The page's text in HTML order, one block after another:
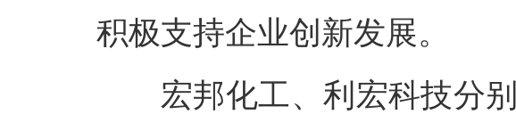
积极支持企业创新发展。
宏邦化工、利宏科技分